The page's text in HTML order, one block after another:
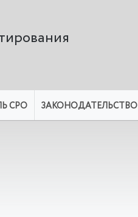
СРО ЗАКОНОДАТЕЛЬСТВО